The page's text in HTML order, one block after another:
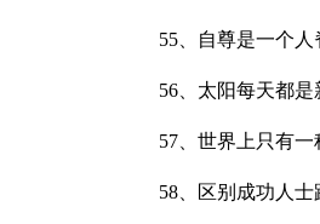
55、自尊是一个人
56、太阳每天都是
57、世界上只有
58、区别成功人